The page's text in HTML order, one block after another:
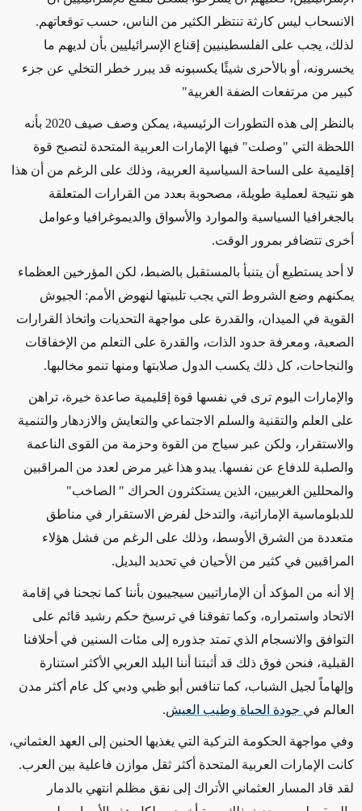
الانسحاب ليس كارثة تنتظر الكثير من الناس، حسب توقعاتهم.
لذلك، يجب على الفلسطينيين إقناع الإسرائيليين بأن لديهم ما
يخسرونه، أو بالأحرى شيئًا يكسبونه قد يبرر خطر التخلي عن جزء
كبير من مرتفعات الضفة الغربية"
بالنظر إلى هذه التطورات الرئيسية، يمكن وصف صيف 2020 بأنه
اللحظة التي "وصلت" فيها الإمارات العربية المتحدة لتصبح قوة
إقليمية على الساحة السياسية العربية، وذلك على الرغم من أن هذا
هو نتيجة لعملية طويلة، مصحوبة بعدد من القرارات المتعلقة
بالجغرافيا السياسية والموارد والأسواق والديموغرافيا وعوامل
أخرى تتضافر بمرور الوقت.
لا أحد يستطيع أن يتنبأ بالمستقبل بالضبط، لكن المؤرخين العظماء
يمكنهم وضع الشروط التي يجب تلبيتها لنهوض الأمم: الجيوش
القوية في الميدان، والقدرة على مواجهة التحديات واتخاذ القرارات
الصعبة، ومعرفة حدود الذات، والقدرة على التعلم من الإخفاقات
والنجاحات، كل ذلك يكسب الدول صلابتها ومنها تنمو مخالبها.
والإمارات اليوم ترى في نفسها قوة إقليمية صاعدة خيرة، تراهن
على العلم والتقنية والسلم الاجتماعي والتعايش والازدهار والتنمية
والاستقرار، ولكن عبر سياج من القوة وحزمة من القوى الناعمة
والصلبة للدفاع عن نفسها. يبدو هذا غير مرض لعدد من المراقبين
والمحللين الغربيين، الذين يستكثرون الحراك " الصاخب"
للدبلوماسية الإماراتية، والتدخل لفرض الاستقرار في مناطق
متعددة من الشرق الأوسط، وذلك على الرغم من فشل هؤلاء
المراقبين في كثير من الأحيان في تحديد البديل.
إلا أنه من المؤكد أن الإماراتيين سيجيبون بأننا كما نجحنا في إقامة
الاتحاد واستمراره، وكما تفوقنا في ترسيخ حكم رشيد قائم على
التوافق والانسجام الذي تمتد جذوره إلى مئات السنين في أحلافنا
القبلية، فنحن فوق ذلك قد أثبتنا أننا البلد العربي الأكثر استنارة
وإلهاماً لجيل الشباب، كما تنافس أبو ظبي ودبي كل عام أكثر مدن
العالم في جودة الحياة وطيب العيش.
وفي مواجهة الحكومة التركية التي يغذيها الحنين إلى العهد العثماني،
كانت الإمارات العربية المتحدة أكثر ثقل موازن فاعلية بين العرب.
لقد قاد المسار العثماني الأتراك إلى نفق مظلم انتهي بالدمار